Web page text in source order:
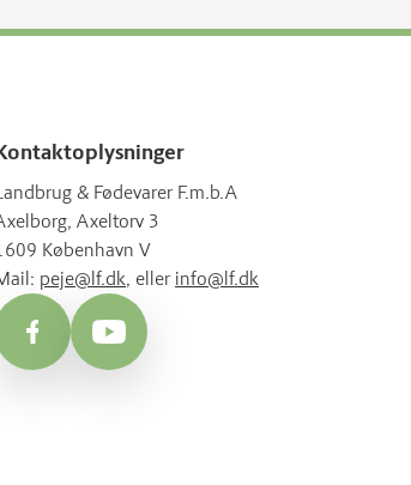
& Fødevarer F.m.b.A
Axeltorv 3
København V
peje@lf.dk, eller info@lf.dk
FacebookYouTube